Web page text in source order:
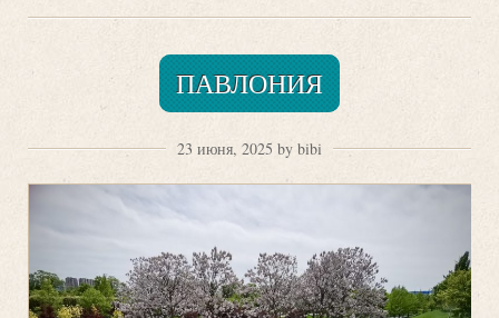
ПАВЛОНИЯ
23 июня, 2025 by bibi